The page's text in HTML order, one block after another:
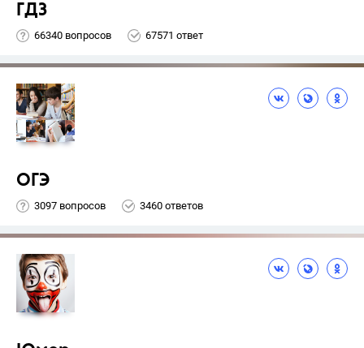
ГДЗ
66340 вопросов 67571 ответ
ОГЭ
3097 вопросов 3460 ответов